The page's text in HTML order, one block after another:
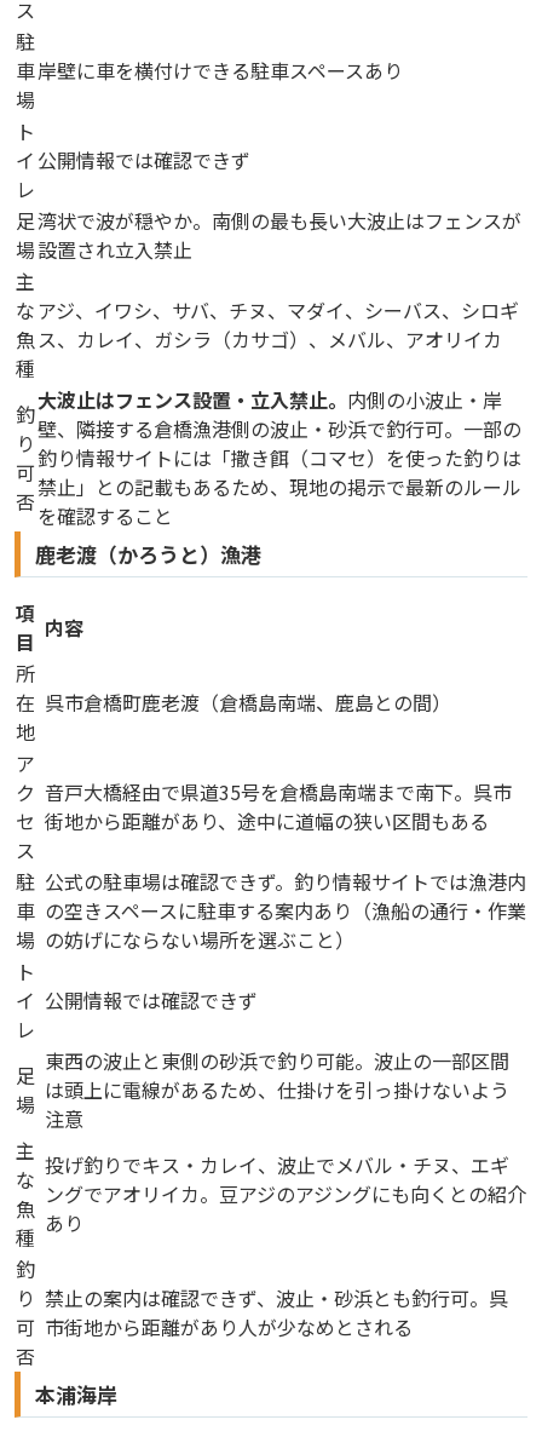
ス
駐
車
場
岸壁に車を横付けできる駐車スペースあり
ト
イ
レ
公開情報では確認できず
足
場
湾状で波が穏やか。南側の最も長い大波止はフェンスが
設置され立入禁止
主
な
魚
種
アジ、イワシ、サバ、チヌ、マダイ、シーバス、シロギ
ス、カレイ、ガシラ（カサゴ）、メバル、アオリイカ
釣
り
可
否
大波止はフェンス設置・立入禁止。 内側の小波止・岸
壁、隣接する倉橋漁港側の波止・砂浜で釣行可。一部の
釣り情報サイトには「撒き餌（コマセ）を使った釣りは
禁止」との記載もあるため、現地の掲示で最新のルール
を確認すること
鹿老渡（かろうと）漁港
項
目 内容
所
在
地
呉市倉橋町鹿老渡（倉橋島南端、鹿島との間）
ア
ク
セ
ス
音戸大橋経由で県道35号を倉橋島南端まで南下。呉市
街地から距離があり、途中に道幅の狭い区間もある
駐
車
場
公式の駐車場は確認できず。釣り情報サイトでは漁港内
の空きスペースに駐車する案内あり（漁船の通行・作業
の妨げにならない場所を選ぶこと）
ト
イ
レ
公開情報では確認できず
足
場
東西の波止と東側の砂浜で釣り可能。波止の一部区間
は頭上に電線があるため、仕掛けを引っ掛けないよう
注意
主
な
魚
種
投げ釣りでキス・カレイ、波止でメバル・チヌ、エギ
ングでアオリイカ。豆アジのアジングにも向くとの紹介
あり
釣
り
可
否
禁止の案内は確認できず、波止・砂浜とも釣行可。呉
市街地から距離があり人が少なめとされる
本浦海岸